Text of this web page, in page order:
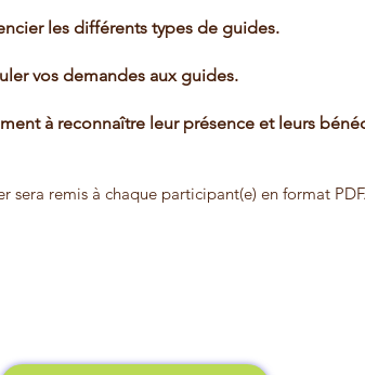
les différents types de guides.
vos demandes aux guides.
à reconnaître leur présence et leurs
sera remis à chaque participant(e) en format PDF.